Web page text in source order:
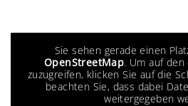
Sie sehen gerade einen
OpenStreetMap. Um auf
zuzugreifen, klicken Sie auf die
beachten Sie, dass dabei
weitergegeben